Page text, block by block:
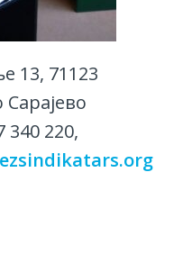
13, 71123
340 220,